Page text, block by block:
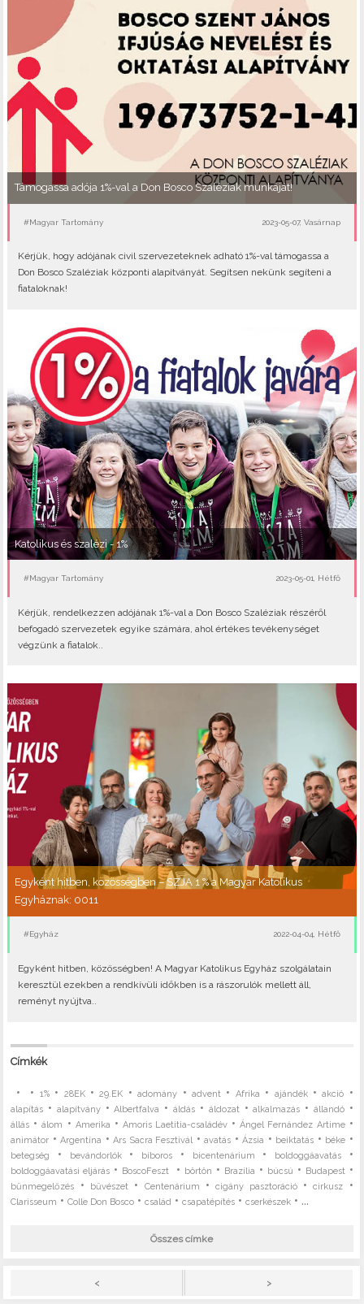
Támogassa adója 1%-val a Don Bosco Szaléziak munkáját!
#Magyar Tartomány 2023-05-07, Vasárnap
Kérjük, hogy adójának civil szervezeteknek adható 1%-val támogassa a
Don Bosco Szaléziak központi alapítványát. Segítsen nekünk segíteni a
fiataloknak!
Katolikus és szalézi - 1%
#Magyar Tartomány 2023-05-01, Hétfő
Kérjük, rendelkezzen adójának 1%-val a Don Bosco Szaléziak részéről
befogadó szervezetek egyike számára, ahol értékes tevékenységet
végzünk a fiatalok..
Egyként hitben, közösségben – SZJA 1 % a Magyar Katolikus
Egyháznak: 0011
#Egyház 2022-04-04, Hétfő
Egyként hitben, közösségben! A Magyar Katolikus Egyház szolgálatain
keresztül ezekben a rendkívüli időkben is a rászorulók mellett áll,
reményt nyújtva..
Címkék
• • 1%• 28EK•29.EK •adomány •advent • Afrika • ajándék•akció •
alapítás • alapítvány•Albertfalva •áldás • áldozat •alkalmazás • állandó•
állás •álom • Amerika • Amoris Laetitia-családév •Ángel Fernández Artime•
animátor •Argentína •Ars Sacra Fesztivál •avatás •Ázsia • beiktatás • béke •
betegség • bevándorlók• bíboros • bicentenárium • boldoggáavatás•
boldoggáavatási eljárás • BoscoFeszt • börtön • Brazília • búcsú • Budapest •
bűnmegelőzés • bűvészet • Centenárium •cigány pasztoráció•cirkusz •
Clarisseum •Colle Don Bosco •család •csapatépítés •cserkészek • ...
Összes címke
< >